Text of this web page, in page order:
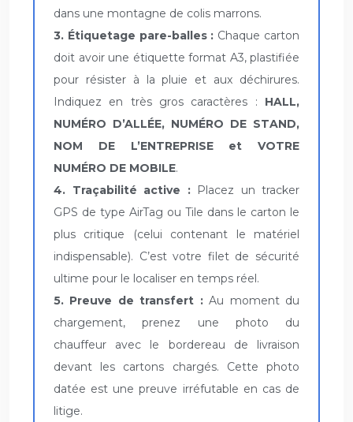
dans une montagne de colis marrons.
3. Étiquetage pare-balles : Chaque carton
doit avoir une étiquette format A3, plastifiée
pour résister à la pluie et aux déchirures.
Indiquez en très gros caractères : HALL,
NUMÉRO D’ALLÉE, NUMÉRO DE STAND,
NOM DE L’ENTREPRISE et VOTRE
NUMÉRO DE MOBILE.
4. Traçabilité active :Placez un tracker
GPS de type AirTag ou Tile dans le carton le
plus critique (celui contenant le matériel
indispensable). C’est votre filet de sécurité
ultime pour le localiser en temps réel.
5. Preuve de transfert :Au moment du
chargement, prenez une photo du
chauffeur avec le bordereau de livraison
devant les cartons chargés. Cette photo
datée est une preuve irréfutable en cas de
litige.